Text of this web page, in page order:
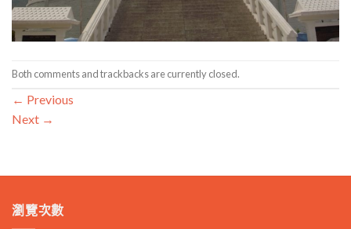
Both comments and trackbacks are currently closed.
← Previous
Next →
瀏覽次數